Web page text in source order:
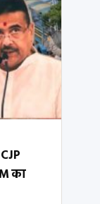
का